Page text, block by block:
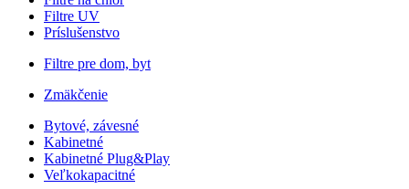
Filtre UV
Príslušenstvo
Filtre pre dom, byt
Zmäkčenie
Bytové, závesné
Kabinetné
Kabinetné Plug&Play
Veľkokapacitné